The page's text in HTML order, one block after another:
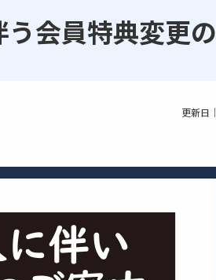
会員特典変更
更新日